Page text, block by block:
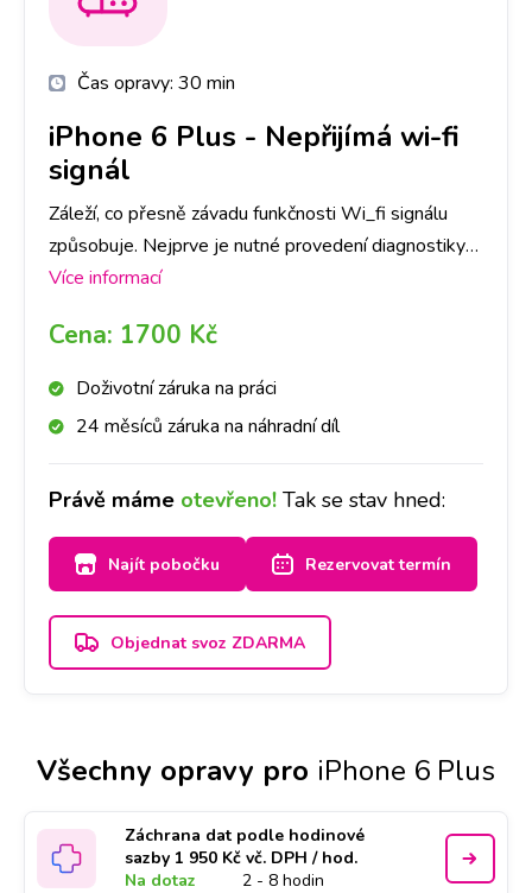
Čas opravy: 30 min
iPhone 6 Plus - Nepřijímá wi-fi
signál
Záleží, co přesně závadu funkčnosti Wi_fi signálu
způsobuje. Nejprve je nutné provedení diagnostiky
Vašeho iPhone 6 Plus , abychom dokázali určit, co
provedení, se s Vámi spojíme a domluvíme se na
dalším postupu a ceně opravy.
Více informací
Cena: 1700 Kč
Doživotní záruka na práci
24 měsíců záruka na náhradní díl
Právě máme otevřeno! Tak se stav hned:
Najít pobočku Rezervovat termín
Objednat svoz ZDARMA
Všechny opravy pro iPhone 6 Plus
Záchrana dat podle hodinové
sazby 1 950 Kč vč. DPH / hod.
Na dotaz
2 - 8 hodin